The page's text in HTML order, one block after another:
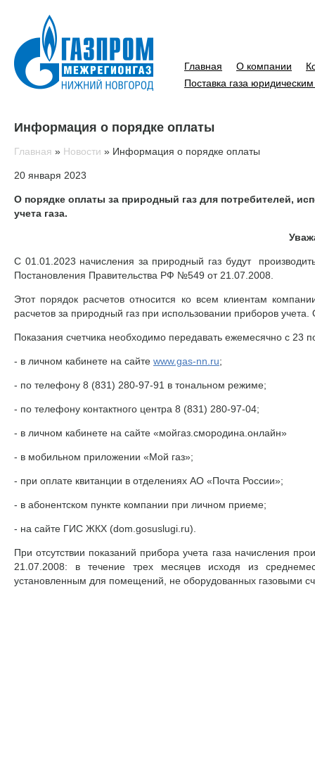
Главная О компании
Поставка газа
Информация о порядке оплаты
Главная » Новости » Информация о порядке оплаты
20 января 2023
О порядке оплаты за природный газ для потребителей,
учета газа.
С 01.01.2023 начисления за природный газ будут
Постановления Правительства РФ №549 от 21.07.2008.
Этот порядок расчетов относится ко всем клиентам
расчетов за природный газ при использовании приборов
Показания счетчика необходимо передавать ежемесячно с 23
- в личном кабинете на сайте www.gas-nn.ru;
- по телефону 8 (831) 280-97-91 в тональном режиме;
- по телефону контактного центра 8 (831) 280-97-04;
- в личном кабинете на сайте «мойгаз.смородина.онлайн»
- в мобильном приложении «Мой газ»;
- при оплате квитанции в отделениях АО «Почта России»;
- в абонентском пункте компании при личном приеме;
- на сайте ГИС ЖКХ (dom.gosuslugi.ru).
При отсутствии показаний прибора учета газа начисления
21.07.2008: в течение трех месяцев исходя из
установленным для помещений, не оборудованных газовыми